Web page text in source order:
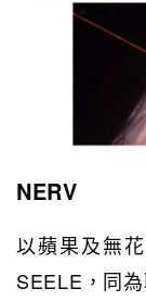
NERV
以蘋果及無
SEELE，同